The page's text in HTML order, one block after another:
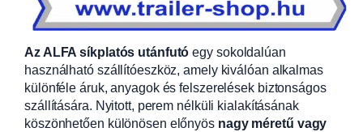
Az ALFA síkplatós utánfutó egy sokoldalúan
használható szállítóeszköz, amely kiválóan alkalmas
különféle áruk, anyagok és felszerelések biztonságos
szállítására. Nyitott, perem nélküli kialakításának
köszönhetően különösen előnyös nagy méretű vagy